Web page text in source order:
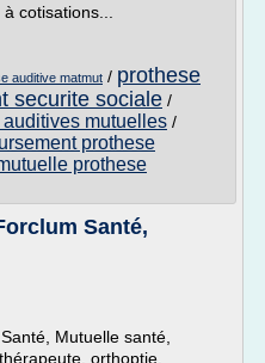
cotisations...
auditive matmut / prothese
securite sociale /
mutuelles /
prothese
prothese
Santé,
Mutuelle santé,
orthoptie,